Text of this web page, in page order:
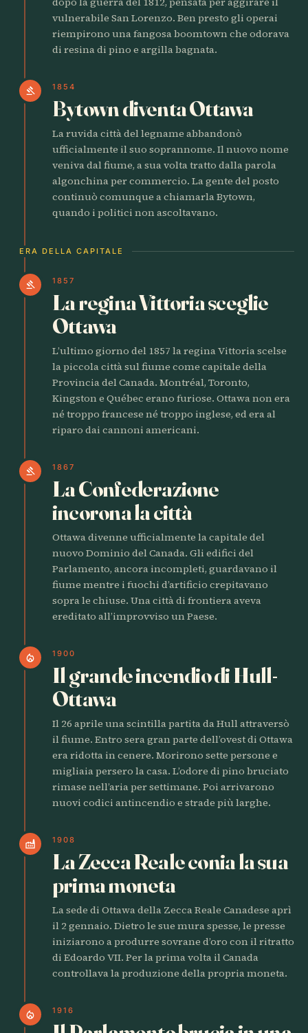
vulnerabile San Lorenzo. Ben presto gli operai
riempirono una fangosa boomtown che odorava
di resina di pino e argilla bagnata.
gavel 1854
Bytown diventa Ottawa
La ruvida città del legname abbandonò
ufficialmente il suo soprannome. Il nuovo nome
veniva dal fiume, a sua volta tratto dalla parola
algonchina per commercio. La gente del posto
continuò comunque a chiamarla Bytown,
quando i politici non ascoltavano.
ERA DELLA CAPITALE
gavel 1857
La regina Vittoria sceglie
Ottawa
L’ultimo giorno del 1857 la regina Vittoria scelse
la piccola città sul fiume come capitale della
Provincia del Canada. Montréal, Toronto,
Kingston e Québec erano furiose. Ottawa non era
né troppo francese né troppo inglese, ed era al
riparo dai cannoni americani.
gavel 1867
La Confederazione
incorona la città
Ottawa divenne ufficialmente la capitale del
nuovo Dominio del Canada. Gli edifici del
Parlamento, ancora incompleti, guardavano il
fiume mentre i fuochi d’artificio crepitavano
sopra le chiuse. Una città di frontiera aveva
ereditato all’improvviso un Paese.
local_fire_department 1900
Il grande incendio di Hull-
Ottawa
Il 26 aprile una scintilla partita da Hull attraversò
il fiume. Entro sera gran parte dell’ovest di Ottawa
era ridotta in cenere. Morirono sette persone e
migliaia persero la casa. L’odore di pino bruciato
rimase nell’aria per settimane. Poi arrivarono
nuovi codici antincendio e strade più larghe.
factory 1908
La Zecca Reale conia la sua
prima moneta
La sede di Ottawa della Zecca Reale Canadese aprì
il 2 gennaio. Dietro le sue mura spesse, le presse
iniziarono a produrre sovrane d’oro con il ritratto
di Edoardo VII. Per la prima volta il Canada
controllava la produzione della propria moneta.
local_fire_department 1916